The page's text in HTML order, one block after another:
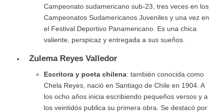
Campeonato sudamericano sub-23, tres veces en los
Campeonatos Sudamericanos Juveniles y una vez en
el Festival Deportivo Panamericano. Es una chica
valiente, perspicaz y entregada a sus sueños.
Zulema Reyes Valledor
Escritora y poeta chilena: también conocida como
Chela Reyes, nació en Santiago de Chile en 1904. A
los ocho años inicia escribiendo pequeños versos y a
los veintidós publica su primera obra. Se destacó por